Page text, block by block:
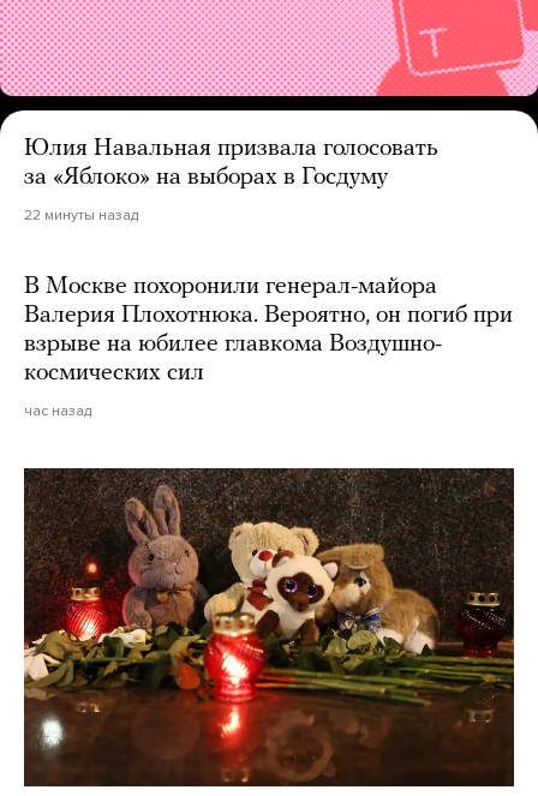
Юлия Навальная призвала голосовать
за «Яблоко» на выборах в Госдуму
22 минуты назад
В Москве похоронили генерал-майора
Валерия Плохотнюка. Вероятно, он погиб при
взрыве на юбилее главкома Воздушно-
космических сил
час назад